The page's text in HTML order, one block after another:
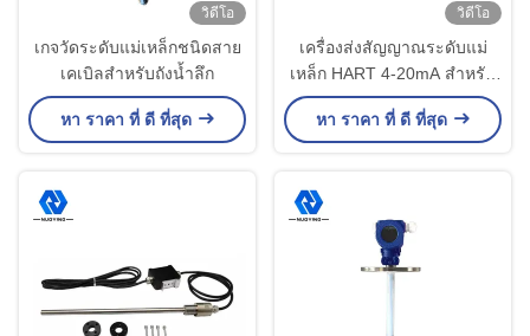
วิดีโอ
เกจวัดระดับแม่เหล็กชนิดสาย
เคเบิลสำหรับถังน้ำลึก
หา ราคา ที่ ดี ที่สุด
วิดีโอ
เครื่องส่งสัญญาณระดับแม่
เหล็ก HART 4-20mA สำหรับ
ปิโตรเคมี
หา ราคา ที่ ดี ที่สุด